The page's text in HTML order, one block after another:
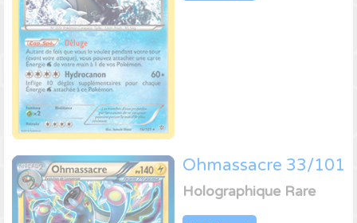
Ohmassacre 33/101
Holographique Rare